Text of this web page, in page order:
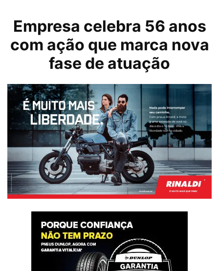
Empresa celebra 56 anos
com ação que marca nova
fase de atuação